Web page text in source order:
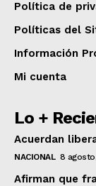
Política de
Políticas del
Información
Mi cuenta
Lo +
Acuerdan
NACIONAL 8
Afirman que